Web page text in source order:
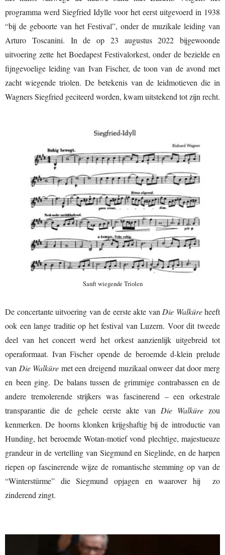
programma werd Siegfried Idylle voor het eerst uitgevoerd in 1938
“bij de geboorte van het Festival”, onder de muzikale leiding van
Arturo Toscanini. In de op 23 augustus 2022 bijgewoonde
uitvoering zette het Boedapest Festivalorkest, onder de bezielde en
fijngevoelige leiding van Ivan Fischer, de toon van de avond met
zacht wiegende triolen. De betekenis van de leidmotieven die in
Wagners Siegfried geciteerd worden, kwam uitstekend tot zijn recht.
Sanft wiegende Triolen
De concertante uitvoering van de eerste akte van Die Walküreheeft
ook een lange traditie op het festival van Luzern. Voor dit tweede
deel van het concert werd het orkest aanzienlijk uitgebreid tot
operaformaat. Ivan Fischer opende de beroemde d-klein prelude
van Die Walküre met een dreigend muzikaal onweer dat door merg
en been ging. De balans tussen de grimmige contrabassen en de
andere tremolerende strijkers was fascinerend – een orkestrale
transparantie die de gehele eerste akte van Die Walküre zou
kenmerken. De hoorns klonken krijgshaftig bij de introductie van
Hunding, het beroemde Wotan-motief vond plechtige, majestueuze
grandeur in de vertelling van Siegmund en Sieglinde, en de harpen
riepen op fascinerende wijze de romantische stemming op van de
“Winterstürme” die Siegmund opjagen en waarover hij zo
zinderend zingt.